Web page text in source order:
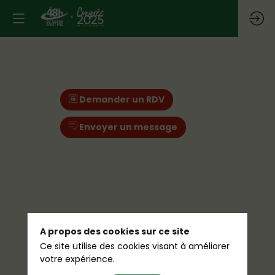
Demander un RDV
Envoyer un message
A propos des cookies sur ce site
Ce site utilise des cookies visant à améliorer
votre expérience.